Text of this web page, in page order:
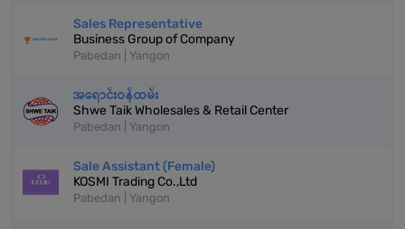
Sales Representative
Business Group of Company
Pabedan | Yangon
အရောင်းဝန်ထမ်း
Shwe Taik Wholesales & Retail Center
Pabedan | Yangon
Sale Assistant (Female)
KOSMI Trading Co.,Ltd
Pabedan | Yangon